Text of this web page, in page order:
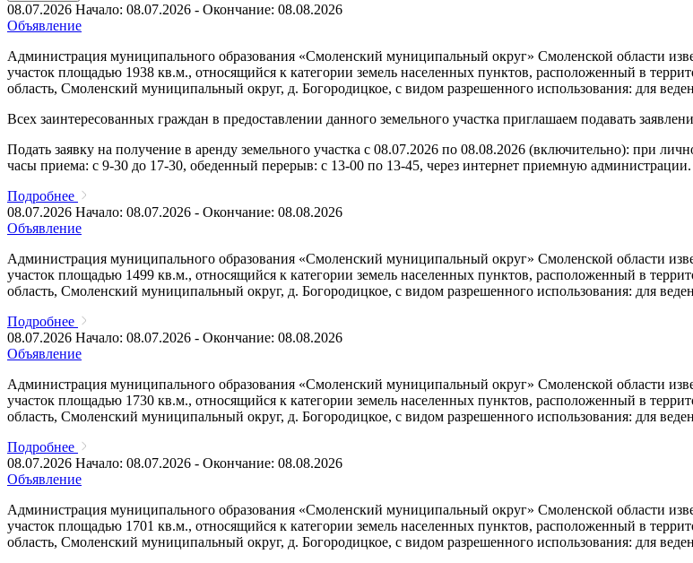
08.07.2026 Начало: 08.07.2026 - Окончание: 08.08.2026
Объявление
Администрация муниципального образования «Смоленский муниципальный округ» Смоленской области
участок площадью 1938 кв.м., относящийся к категории земель населенных пунктов, расположенный в
область, Смоленский муниципальный округ, д. Богородицкое, с видом разрешенного использования: для
Всех заинтересованных граждан в предоставлении данного земельного участка приглашаем подавать
Подать заявку на получение в аренду земельного участка с 08.07.2026 по 08.08.2026 (включительно): при
часы приема: с 9-30 до 17-30, обеденный перерыв: с 13-00 по 13-45, через интернет приемную администрации.
Подробнее
08.07.2026 Начало: 08.07.2026 - Окончание: 08.08.2026
Объявление
Администрация муниципального образования «Смоленский муниципальный округ» Смоленской области
участок площадью 1499 кв.м., относящийся к категории земель населенных пунктов, расположенный в
область, Смоленский муниципальный округ, д. Богородицкое, с видом разрешенного использования: для
Подробнее
08.07.2026 Начало: 08.07.2026 - Окончание: 08.08.2026
Объявление
Администрация муниципального образования «Смоленский муниципальный округ» Смоленской области
участок площадью 1730 кв.м., относящийся к категории земель населенных пунктов, расположенный в
область, Смоленский муниципальный округ, д. Богородицкое, с видом разрешенного использования: для
Подробнее
08.07.2026 Начало: 08.07.2026 - Окончание: 08.08.2026
Объявление
Администрация муниципального образования «Смоленский муниципальный округ» Смоленской области
участок площадью 1701 кв.м., относящийся к категории земель населенных пунктов, расположенный в
область, Смоленский муниципальный округ, д. Богородицкое, с видом разрешенного использования: для